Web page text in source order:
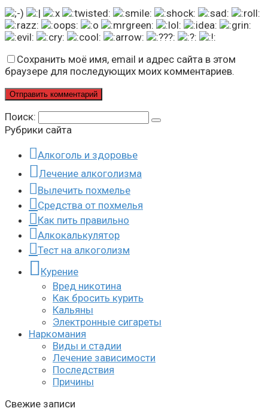
Сохранить моё имя, email и адрес сайта в этом
браузере для последующих моих комментариев.
Поиск:
Рубрики сайта
Алкоголь и здоровье
Лечение алкоголизма
Вылечить похмелье
Средства от похмелья
Как пить правильно
Алкокалькулятор
Тест на алкоголизм
Курение
Вред никотина
Как бросить курить
Кальяны
Электронные сигареты
Наркомания
Виды и стадии
Лечение зависимости
Последствия
Причины
Свежие записи